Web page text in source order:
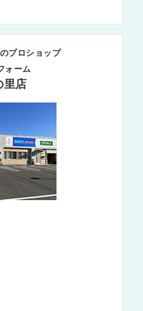
プロショップ
ォーム
里店